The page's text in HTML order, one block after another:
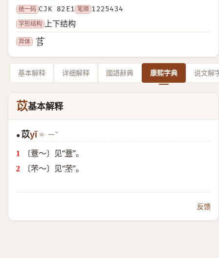
统一码 CJK 82E1 笔顺 1225434
字形结构
上下结构
异体
基本解释 详细解释 國語辭典 康熙字典 说文解
苡基本解释
● 苡yǐ ㄧˇ
〔薏～〕见“薏”。
〔芣～〕见“芣”。
反馈